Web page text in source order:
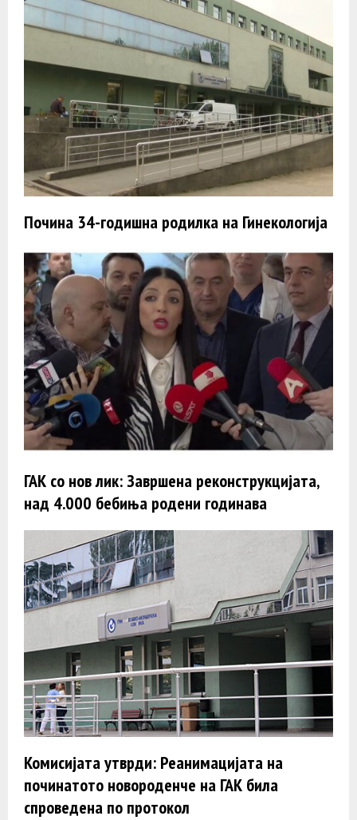
Почина 34-годишна родилка на Гинекологија
ГАК со нов лик: Завршена реконструкцијата,
над 4.000 бебиња родени годинава
Комисијата утврди: Реанимацијата на
починатото новороденче на ГАК била
спроведена по протокол